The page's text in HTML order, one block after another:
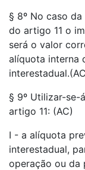
§ 8º No caso
do artigo 11 o
será o valor
alíquota interna
§ 9º Utilizar-se-
artigo 11: (AC)
I - a alíquota
interestadual,
operação ou da